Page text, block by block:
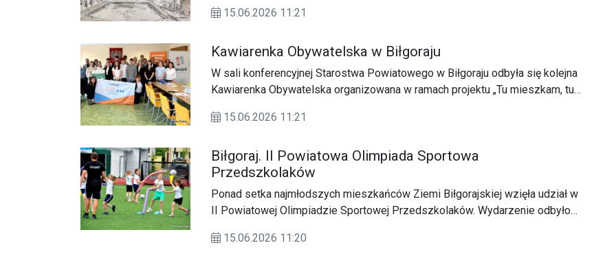
Polska Cała”, którego motywem przewodnim były polska kultura, tradycje,
15.06.2026 11:21
Kawiarenka Obywatelska w Biłgoraju
W sali konferencyjnej Starostwa Powiatowego w Biłgoraju odbyła się kolejna
Kawiarenka Obywatelska organizowana w ramach projektu „Tu mieszkam, tu
naturalnego, lasów oraz odpowiedzialnemu korzystaniu z terenów zielonych.
15.06.2026 11:21
Biłgoraj. II Powiatowa Olimpiada Sportowa
Przedszkolaków
Ponad setka najmłodszych mieszkańców Ziemi Biłgorajskiej wzięła udział w
II Powiatowej Olimpiadzie Sportowej Przedszkolaków. Wydarzenie odbyło
szkoły podstawowe z terenu powiatu biłgorajskiego.
15.06.2026 11:20